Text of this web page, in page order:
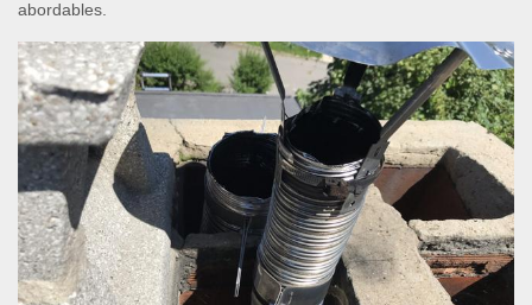
abordables.